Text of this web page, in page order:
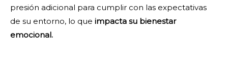
presión adicional para cumplir con las expectativas
de su entorno, lo que impacta su bienestar
emocional.